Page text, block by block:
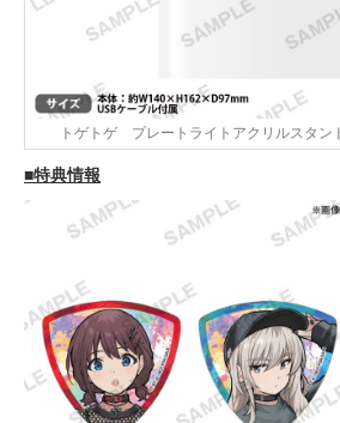
トゲトゲ プレートライトアクリルスタン
■特典情報